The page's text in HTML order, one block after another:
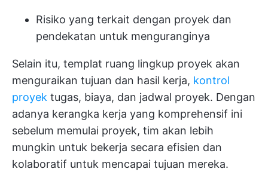
Risiko yang terkait dengan proyek dan
pendekatan untuk menguranginya
Selain itu, templat ruang lingkup proyek akan
menguraikan tujuan dan hasil kerja, kontrol
proyek tugas, biaya, dan jadwal proyek. Dengan
adanya kerangka kerja yang komprehensif ini
sebelum memulai proyek, tim akan lebih
mungkin untuk bekerja secara efisien dan
kolaboratif untuk mencapai tujuan mereka.